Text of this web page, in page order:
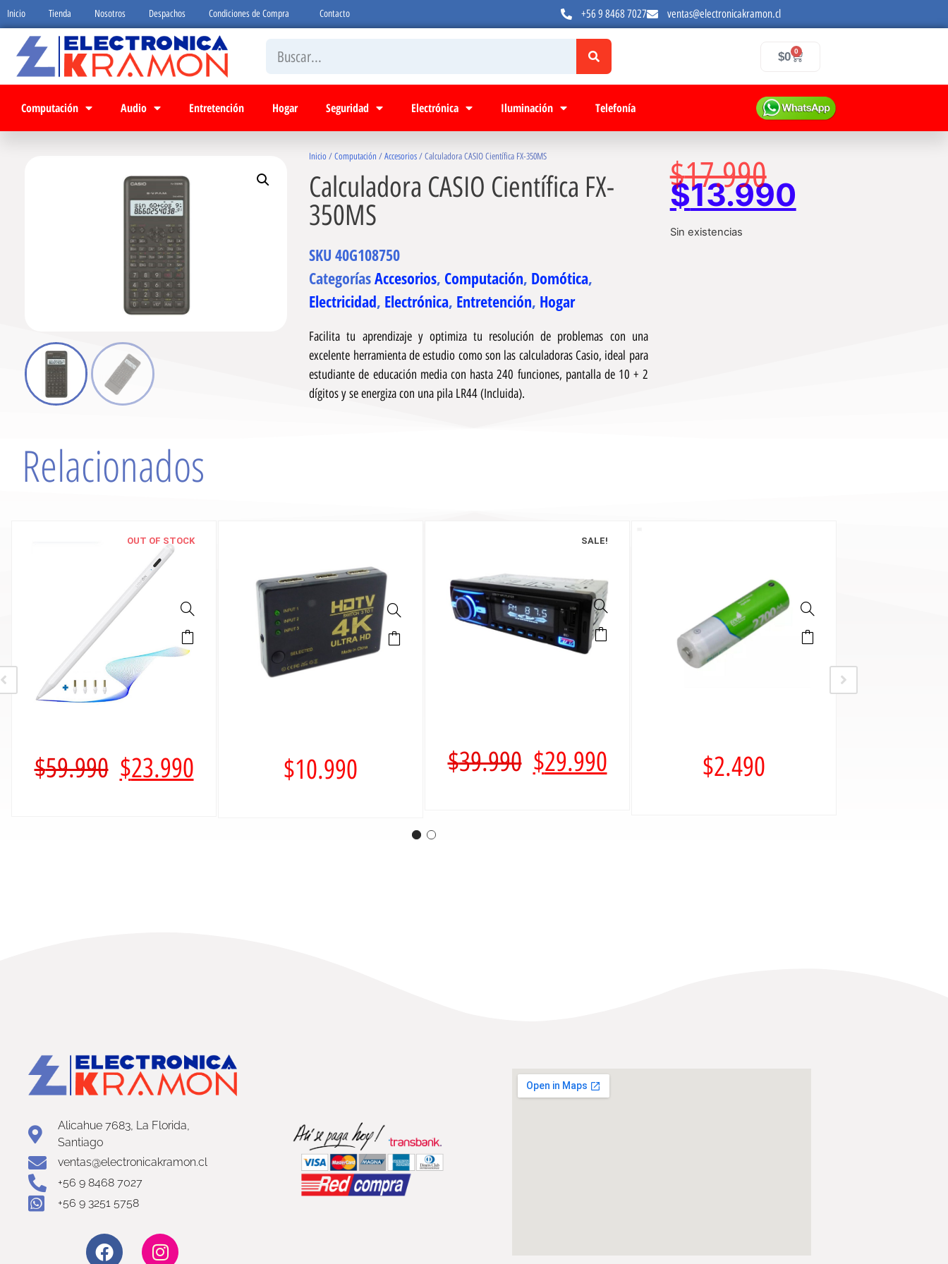
Inicio Tienda Nosotros Despachos Condiciones de Compra Contacto +56 9 8468 7027 ventas@electronicakramon.cl
$0 0
Computación Audio Entretención Hogar Seguridad Electrónica Iluminación Telefonía
Inicio /Computación /Accesorios / Calculadora CASIO Científica FX-350MS
Calculadora CASIO Científica FX-
350MS
SKU40G108750
CategoríasAccesorios, Computación, Domótica,
Electricidad, Electrónica, Entretención, Hogar
Facilita tu aprendizaje y optimiza tu resolución de problemas con una
excelente herramienta de estudio como son las calculadoras Casio, ideal para
estudiante de educación media con hasta 240 funciones, pantalla de 10 + 2
dígitos y se energiza con una pila LR44 (Incluida).
$17.990
$13.990
Sin existencias
Relacionados
OUT OF STOCK
$59.990 $23.990 $10.990
SALE!
$39.990 $29.990 $2.490
Alicahue 7683, La Florida,
Santiago
ventas@electronicakramon.cl
+56 9 8468 7027
+56 9 3251 5758